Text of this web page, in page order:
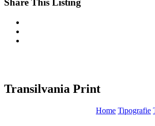
Share This Listing
Transilvania Print
Home Tipografie